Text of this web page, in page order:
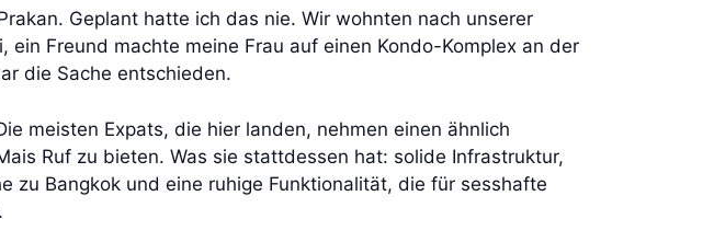
Geplant hatte ich das nie. Wir wohnten nach unserer
Freund machte meine Frau auf einen Kondo-Komplex an der
die Sache entschieden.
meisten Expats, die hier landen, nehmen einen ähnlich
Ruf zu bieten. Was sie stattdessen hat: solide Infrastruktur,
zu Bangkok und eine ruhige Funktionalität, die für sesshafte